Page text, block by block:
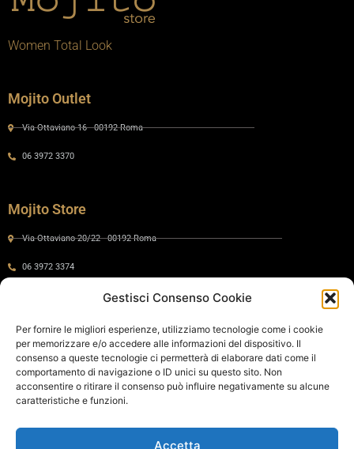
Gestisci Consenso Cookie
Per fornire le migliori esperienze, utilizziamo tecnologie come i cookie
per memorizzare e/o accedere alle informazioni del dispositivo. Il
consenso a queste tecnologie ci permetterà di elaborare dati come il
comportamento di navigazione o ID unici su questo sito. Non
acconsentire o ritirare il consenso può influire negativamente su alcune
caratteristiche e funzioni.
Accetta
Women Total Look
Mojito Outlet
Via Ottaviano 16 - 00192 Roma
06 3972 3370
Mojito Store
Via Ottaviano 20/22 - 00192 Roma
06 3972 3374
Via Ottaviano 24 - 00192 Roma
06 575 8821
Policy